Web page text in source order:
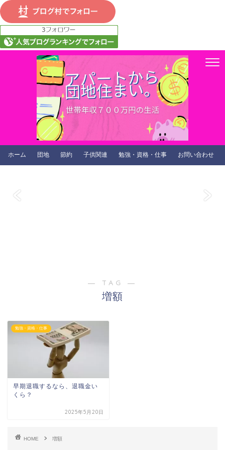
ホーム 団地 節約 子供関連 勉強・資格・仕事 お問い合わせ
― TAG ―
増額
勉強・資格・仕事
早期退職するなら、退職金い
くら？
2025年5月20日
HOME 増額